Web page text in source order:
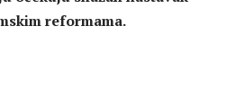
reformama.